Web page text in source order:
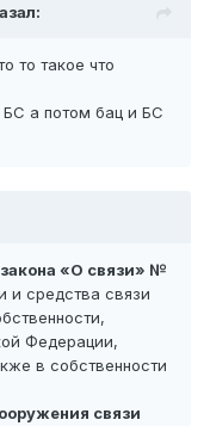
то такое что
а потом бац и БС
«О связи» №
и средства связи
Федерации,
в собственности
связи